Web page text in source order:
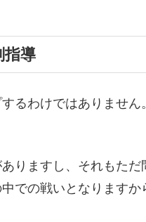
指導
るわけではありません
りますし、それもただ
での戦いとなりますか